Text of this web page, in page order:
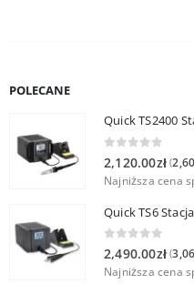
POLECANE
Quick TS2400
2,120.00zł (
Najniższa cena
0 out of 5
2,490.00zł (
Najniższa cena